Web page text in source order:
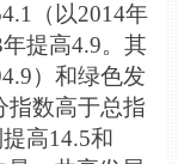
（以2014年
提高4.9。其
）和绿色发
指数高于总指
高14.5和